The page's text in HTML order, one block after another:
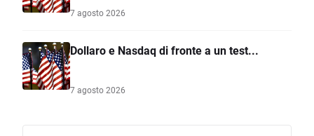
7 agosto 2026
Dollaro e Nasdaq di fronte a un test...
7 agosto 2026